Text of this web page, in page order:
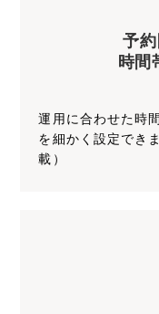
予
時間
運用に合わせた時
を細かく設定でき
載）